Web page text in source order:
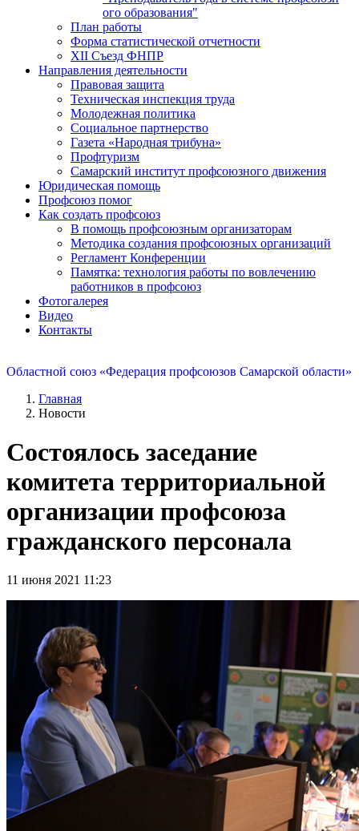
ого образования"
План работы
Форма статистической отчетности
XII Съезд ФНПР
Направления деятельности
Правовая защита
Техническая инспекция труда
Молодежная политика
Социальное партнерство
Газета «Народная трибуна»
Профтуризм
Самарский институт профсоюзного движения
Юридическая помощь
Профсоюз помог
Как создать профсоюз
В помощь профсоюзным организаторам
Методика создания профсоюзных организаций
Регламент Конференции
Памятка: технология работы по вовлечению
работников в профсоюз
Фотогалерея
Видео
Контакты
Областной союз «Федерация профсоюзов Самарской области»
Главная
Новости
Состоялось заседание
комитета территориальной
организации профсоюза
гражданского персонала
11 июня 2021 11:23